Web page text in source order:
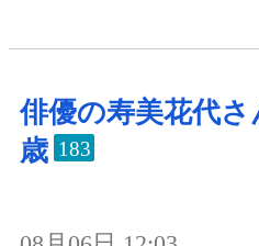
俳優の寿美花代さ
歳 183